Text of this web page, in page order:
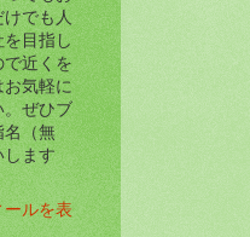
でも人
目指し
近くを
気軽に
ぜひブ
名（無
します
ルを表